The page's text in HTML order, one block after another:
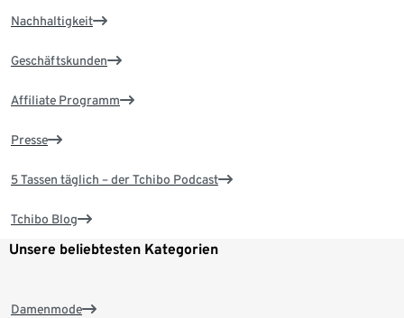
Nachhaltigkeit
Geschäftskunden
Affiliate Programm
Presse
5 Tassen täglich – der Tchibo Podcast
Tchibo Blog
Unsere beliebtesten Kategorien
Damenmode